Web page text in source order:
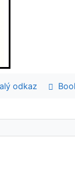
odkaz